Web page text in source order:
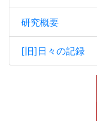
研究概要
[旧]日々の記録